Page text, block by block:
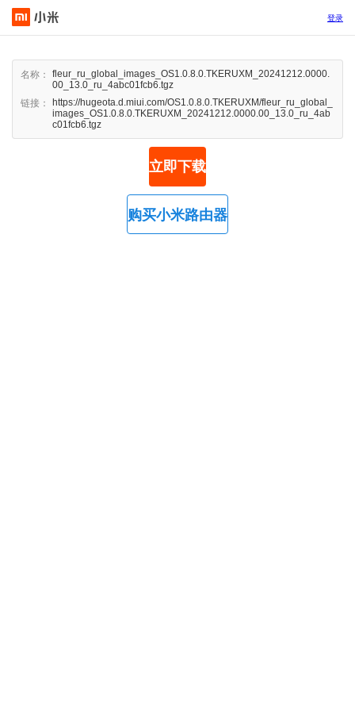
登录
名称：
fleur_ru_global_images_OS1.0.8.0.TKERUXM_20241212.0000.
00_13.0_ru_4abc01fcb6.tgz
链接：
https://hugeota.d.miui.com/OS1.0.8.0.TKERUXM/fleur_ru_global_
images_OS1.0.8.0.TKERUXM_20241212.0000.00_13.0_ru_4ab
c01fcb6.tgz
立即下载
购买小米路由器